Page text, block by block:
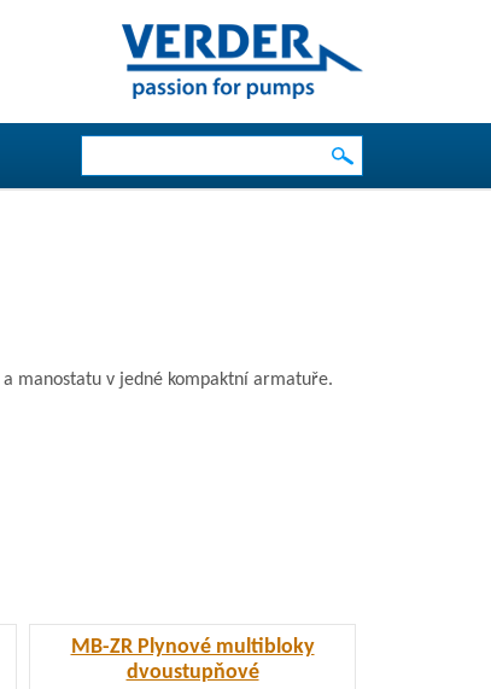
manostatu v jedné kompaktní armatuře.
MB-ZR Plynové multibloky
dvoustupňové